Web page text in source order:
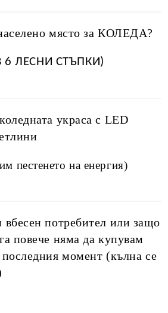
място за КОЛЕДА?
6 ЛЕСНИ СТЪПКИ)
украса с LED
пестенето на енергия)
вбесен потребител или защо
повече няма да купувам
последния момент (кълна се